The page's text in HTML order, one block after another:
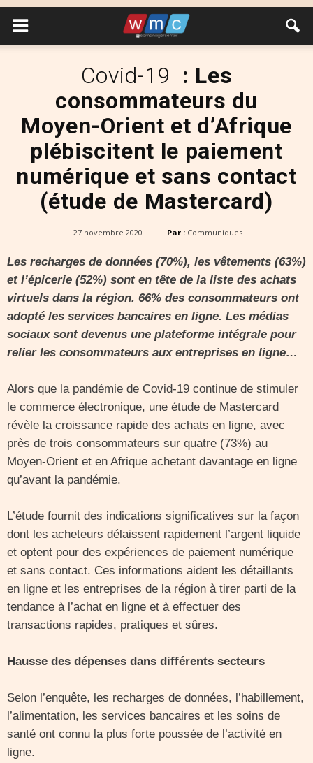
Covid-19 : Les
consommateurs du
Moyen-Orient et d’Afrique
plébiscitent le paiement
numérique et sans contact
(étude de Mastercard)
27 novembre 2020 Par : Communiques
Les recharges de données (70%), les vêtements (63%)
et l’épicerie (52%) sont en tête de la liste des achats
virtuels dans la région. 66% des consommateurs ont
adopté les services bancaires en ligne. Les médias
sociaux sont devenus une plateforme intégrale pour
relier les consommateurs aux entreprises en ligne…
Alors que la pandémie de Covid-19 continue de stimuler
le commerce électronique, une étude de Mastercard
révèle la croissance rapide des achats en ligne, avec
près de trois consommateurs sur quatre (73%) au
Moyen-Orient et en Afrique achetant davantage en ligne
qu’avant la pandémie.
L’étude fournit des indications significatives sur la façon
dont les acheteurs délaissent rapidement l’argent liquide
et optent pour des expériences de paiement numérique
et sans contact. Ces informations aident les détaillants
en ligne et les entreprises de la région à tirer parti de la
tendance à l’achat en ligne et à effectuer des
transactions rapides, pratiques et sûres.
Hausse des dépenses dans différents secteurs
Selon l’enquête, les recharges de données, l’habillement,
l’alimentation, les services bancaires et les soins de
santé ont connu la plus forte poussée de l’activité en
ligne.